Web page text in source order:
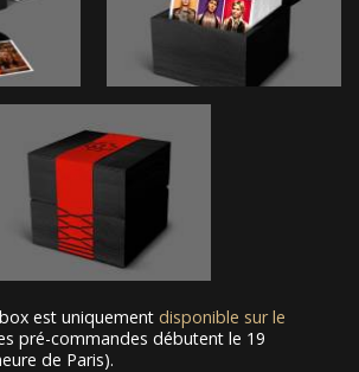
est uniquement disponible sur le
pré-commandes débutent le 19
de Paris).